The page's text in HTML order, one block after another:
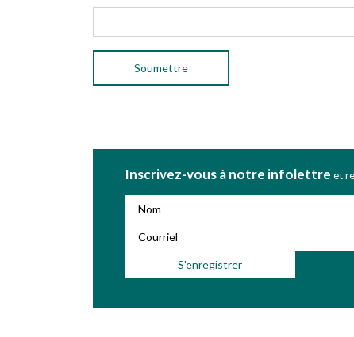
Inscrivez-vous à notre infolettre et